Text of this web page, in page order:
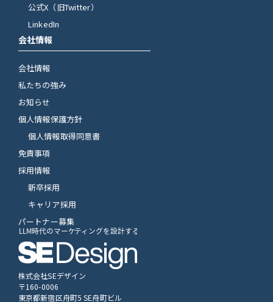
株式会社SEデザイン
〒160-0006
東京都新宿区舟町5 SE舟町ビル
公式X（旧Twitter）
LinkedIn
会社情報
会社情報
私たちの強み
お知らせ
個人情報保護方針
個人情報取得同意書
免責事項
採用情報
新卒採用
キャリア採用
パートナー募集